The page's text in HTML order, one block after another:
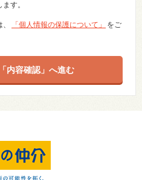
す。
「個人情報の保護について」
をご